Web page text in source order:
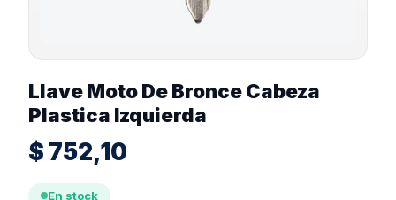
Llave Moto De Bronce Cabeza
Plastica Izquierda
$ 752,10
En stock